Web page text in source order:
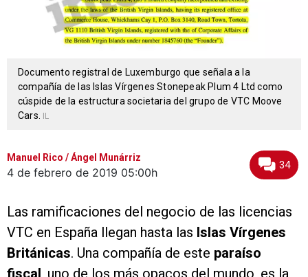
Documento registral de Luxemburgo que señala a la
compañía de las Islas Vírgenes Stonepeak Plum 4 Ltd como
cúspide de la estructura societaria del grupo de VTC Moove
Cars.
IL
Manuel Rico / Ángel Munárriz
4 de febrero de 2019 05:00h
34
Las ramificaciones del negocio de las licencias
VTC en España llegan hasta las Islas Vírgenes
Británicas. Una compañía de este paraíso
fiscal, uno de los más opacos del mundo, es la